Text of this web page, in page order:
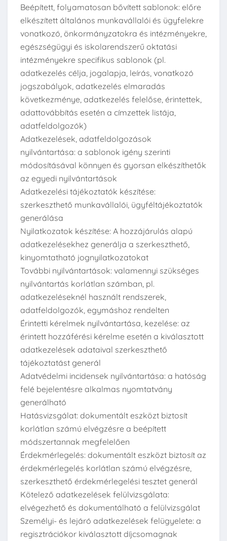
Beépített, folyamatosan bővített sablonok: előre
elkészített általános munkavállalói és ügyfelekre
vonatkozó, önkormányzatokra és intézményekre,
egészségügyi és iskolarendszerű oktatási
intézményekre specifikus sablonok (pl.
adatkezelés célja, jogalapja, leírás, vonatkozó
jogszabályok, adatkezelés elmaradás
következménye, adatkezelés felelőse, érintettek,
adattovábbítás esetén a címzettek listája,
adatfeldolgozók)
Adatkezelések, adatfeldolgozások
nyilvántartása: a sablonok igény szerinti
módosításával könnyen és gyorsan elkészíthetők
az egyedi nyilvántartások
Adatkezelési tájékoztatók készítése:
szerkeszthető munkavállalói, ügyféltájékoztatók
generálása
Nyilatkozatok készítése: A hozzájárulás alapú
adatkezelésekhez generálja a szerkeszthető,
kinyomtatható jognyilatkozatokat
További nyilvántartások: valamennyi szükséges
nyilvántartás korlátlan számban, pl.
adatkezeléseknél használt rendszerek,
adatfeldolgozók, egymáshoz rendelten
Érintetti kérelmek nyilvántartása, kezelése: az
érintett hozzáférési kérelme esetén a kiválasztott
adatkezelések adataival szerkeszthető
tájékoztatást generál
Adatvédelmi incidensek nyilvántartása: a hatóság
felé bejelentésre alkalmas nyomtatvány
generálható
Hatásvizsgálat: dokumentált eszközt biztosít
korlátlan számú elvégzésre a beépített
módszertannak megfelelően
Érdekmérlegelés: dokumentált eszközt biztosít az
érdekmérlegelés korlátlan számú elvégzésre,
szerkeszthető érdekmérlegelési tesztet generál
Kötelező adatkezelések felülvizsgálata:
elvégezhető és dokumentálható a felülvizsgálat
Személyi- és lejáró adatkezelések felügyelete: a
regisztrációkor kiválasztott díjcsomagnak